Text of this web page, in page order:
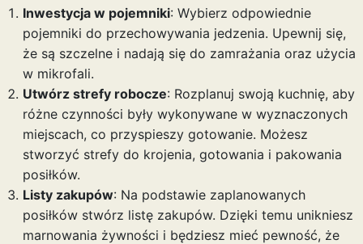
Inwestycja w pojemniki: Wybierz odpowiednie
pojemniki do przechowywania jedzenia. Upewnij się,
że są szczelne i nadają się do zamrażania oraz użycia
w mikrofali.
Utwórz strefy robocze: Rozplanuj swoją kuchnię, aby
różne czynności były wykonywane w wyznaczonych
miejscach, co przyspieszy gotowanie. Możesz
stworzyć strefy do krojenia, gotowania i pakowania
posiłków.
Listy zakupów: Na podstawie zaplanowanych
posiłków stwórz listę zakupów. Dzięki temu unikniesz
marnowania żywności i będziesz mieć pewność, że